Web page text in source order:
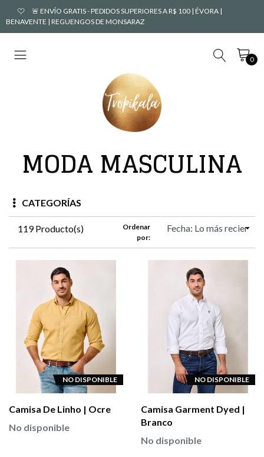
🚨 ENVÍO GRATIS - PEDIDOS SUPERIORES A R$ 100 | ÉVORA |
BENAVENTE | REGUENGOS DE MONSARAZ
0
MODA MASCULINA
CATEGORÍAS
119 Producto(s)
Ordenar
por:
NO DISPONIBLE
Camisa De Linho | Ocre
No disponible
NO DISPONIBLE
Camisa Garment Dyed |
Branco
No disponible